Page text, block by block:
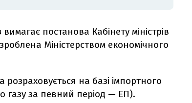
постанова Кабінету міністрів
Міністерством економічного
на базі імпортного
газу за певний період — ЕП).